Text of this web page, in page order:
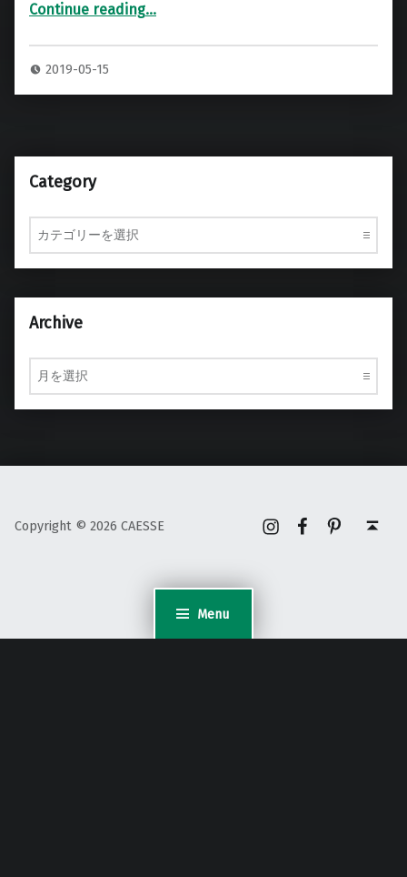
Menu
Continue reading
“MESA/BOOGIE 2X12 RECTO COMPACT CABINET アンプキャビネット 専用ハードケース 3P仕様”
…
2019-05-15
Category
Category
Archive
Archive
Copyright © 2026 CAESSE